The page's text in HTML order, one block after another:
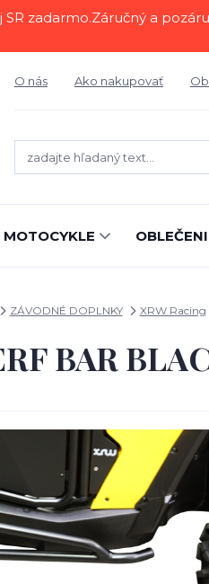
zadarmo.Záručný a
O nás Ako nakupovať
MOTOCYKLE
ZÁVODNÉ DOPLNKY XRW Racing
BAR